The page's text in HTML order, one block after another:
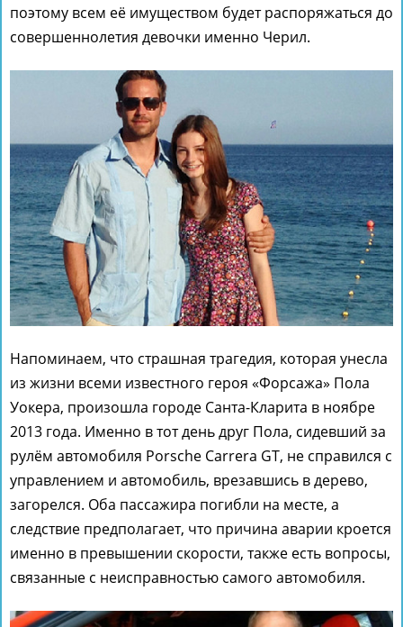
поэтому всем её имуществом будет распоряжаться до
совершеннолетия девочки именно Черил.
Напоминаем, что страшная трагедия, которая унесла
из жизни всеми известного героя «Форсажа» Пола
Уокера, произошла городе Санта-Кларита в ноябре
2013 года. Именно в тот день друг Пола, сидевший за
рулём автомобиля Porsche Carrera GT, не справился с
управлением и автомобиль, врезавшись в дерево,
загорелся. Оба пассажира погибли на месте, а
следствие предполагает, что причина аварии кроется
именно в превышении скорости, также есть вопросы,
связанные с неисправностью самого автомобиля.